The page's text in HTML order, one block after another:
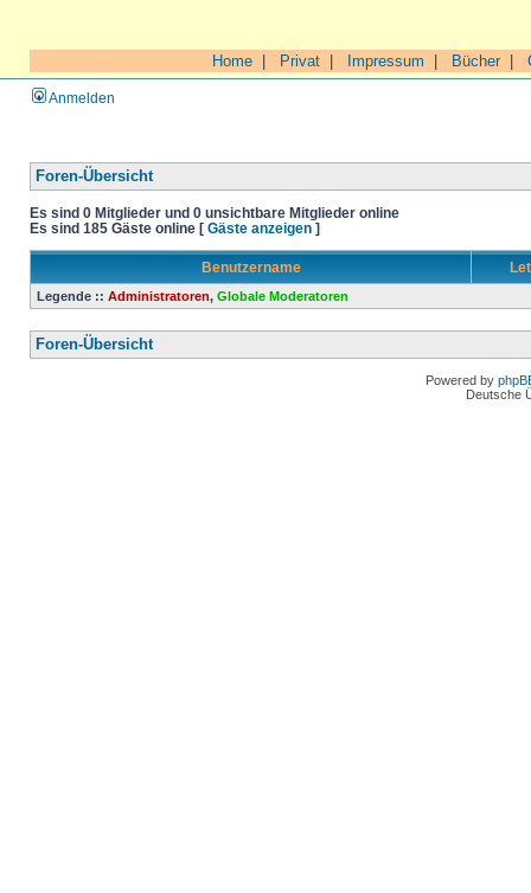
Home Privat Impressum Bücher|
Anmelden
Foren-Übersicht
Es sind 0 Mitglieder und 0 unsichtbare Mitglieder online
Es sind 185 Gäste online [ Gäste anzeigen ]
Benutzername
Legende :: Administratoren, Globale Moderatoren
Foren-Übersicht
Powered by
Deutsche